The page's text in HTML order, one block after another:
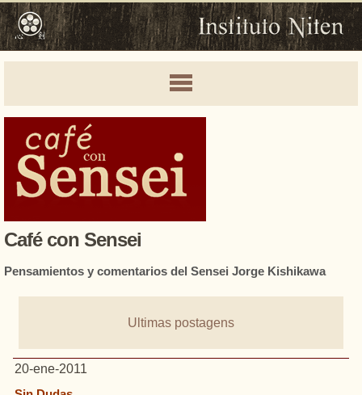
Café con Sensei
Pensamientos y comentarios del Sensei Jorge Kishikawa
Ultimas postagens
20-ene-2011